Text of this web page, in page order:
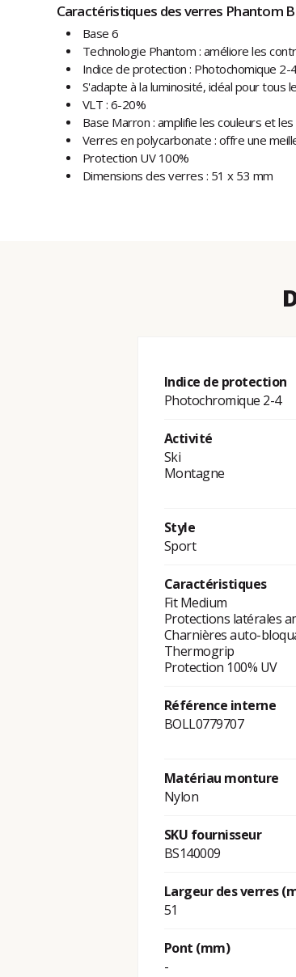
Caractéristiques des verres Phantom
Base 6
Technologie Phantom : améliore les
Indice de protection : Photochomique 2-
S'adapte à la luminosité, idéal pour tous
VLT : 6-20%
Base Marron : amplifie les couleurs et
Verres en polycarbonate : offre une
Protection UV 100%
Dimensions des verres : 51 x 53 mm
Indice de protection
Photochromique 2-4
Activité
Ski
Montagne
Style
Sport
Caractéristiques
Fit Medium
Protections latérales
Charnières auto-
Thermogrip
Protection 100% UV
Référence interne
BOLL0779707
Matériau monture
Nylon
SKU fournisseur
BS140009
Largeur des verres
51
Pont (mm)
-